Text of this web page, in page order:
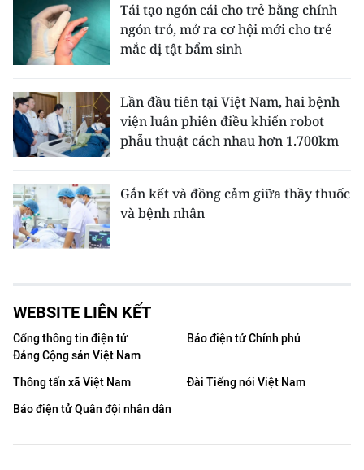
Tái tạo ngón cái cho trẻ bằng chính
ngón trỏ, mở ra cơ hội mới cho trẻ
mắc dị tật bẩm sinh
Lần đầu tiên tại Việt Nam, hai bệnh
viện luân phiên điều khiển robot
phẫu thuật cách nhau hơn 1.700km
Gắn kết và đồng cảm giữa thầy thuốc
và bệnh nhân
WEBSITE LIÊN KẾT
Cổng thông tin điện tử
Đảng Cộng sản Việt Nam
Báo điện tử Chính phủ
Thông tấn xã Việt Nam
Đài Tiếng nói Việt Nam
Báo điện tử Quân đội nhân dân